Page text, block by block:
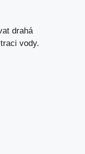
drahá
vody.